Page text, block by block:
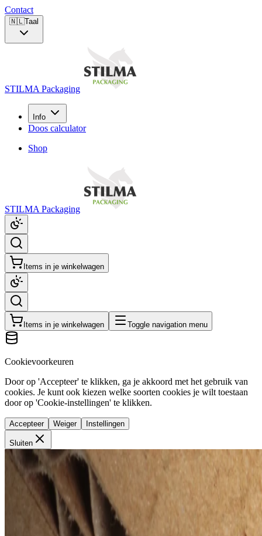
Contact
🇳🇱Taal
STILMA Packaging
Info
Doos calculator
Shop
STILMA Packaging
Items in je winkelwagen
Items in je winkelwagen Toggle navigation menu
Cookievoorkeuren
Door op 'Accepteer' te klikken, ga je akkoord met het gebruik van
cookies. Je kunt ook kiezen welke soorten cookies je wilt toestaan
door op 'Cookie-instellingen' te klikken.
Accepteer Weiger Instellingen
Sluiten